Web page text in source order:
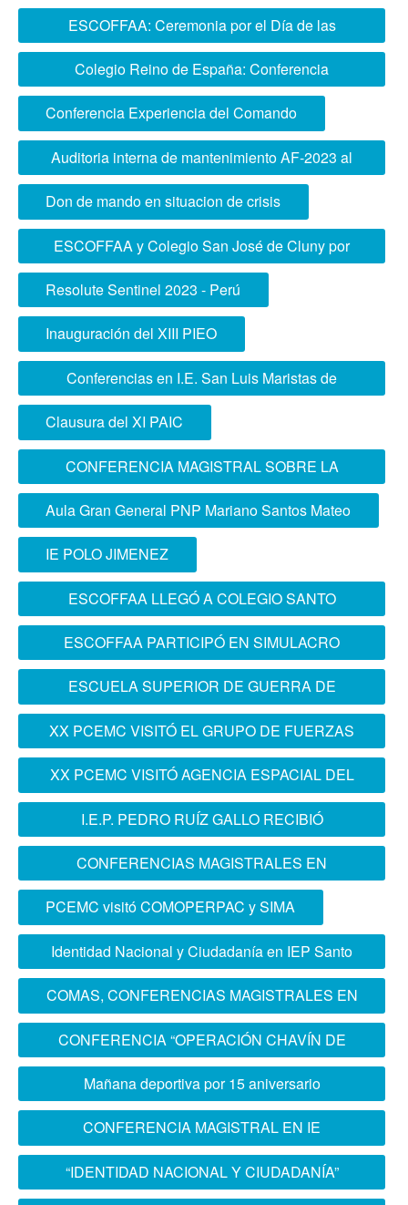
ESCOFFAA: Ceremonia por el Día de las
Fuerzas Armadas del Perú
Colegio Reino de España: Conferencia
Identidad Nacional y Ciudadanía
Conferencia Experiencia del Comando
Auditoria interna de mantenimiento AF-2023 al
SGOE ESCOFFAA
Don de mando en situacion de crisis
ESCOFFAA y Colegio San José de Cluny por
Fiestas Patrias
Resolute Sentinel 2023 - Perú
Inauguración del XIII PIEO
Conferencias en I.E. San Luis Maristas de
Barranco
Clausura del XI PAIC
CONFERENCIA MAGISTRAL SOBRE LA
“OPERACIÓN PATRIOTA”
Aula Gran General PNP Mariano Santos Mateo
IE POLO JIMENEZ
ESCOFFAA LLEGÓ A COLEGIO SANTO
DOMINGO DE CHORRILLOS
ESCOFFAA PARTICIPÓ EN SIMULACRO
NACIONAL MULTIPELIGRO
ESCUELA SUPERIOR DE GUERRA DE
COLOMBIA VISITÓ LA ESCOFFAA
XX PCEMC VISITÓ EL GRUPO DE FUERZAS
ESPECIALES FAP
XX PCEMC VISITÓ AGENCIA ESPACIAL DEL
PERÚ
I.E.P. PEDRO RUÍZ GALLO RECIBIÓ
CONFERENCIA MAGISTRAL ESCOFFAA
CONFERENCIAS MAGISTRALES EN
PROSPECTIVA GEOPÓLITICA Y GUERRA
FRÍA
PCEMC visitó COMOPERPAC y SIMA
Identidad Nacional y Ciudadanía en IEP Santo
Domingo El Caminante
COMAS, CONFERENCIAS MAGISTRALES EN
IDENTIDAD NACIONAL Y CIUDADANÍA
CONFERENCIA “OPERACIÓN CHAVÍN DE
Mañana deportiva por 15 aniversario
ESCOFFAA
CONFERENCIA MAGISTRAL EN IE
QUIÑONES GONZALES DE BARRANCO
“IDENTIDAD NACIONAL Y CIUDADANÍA”